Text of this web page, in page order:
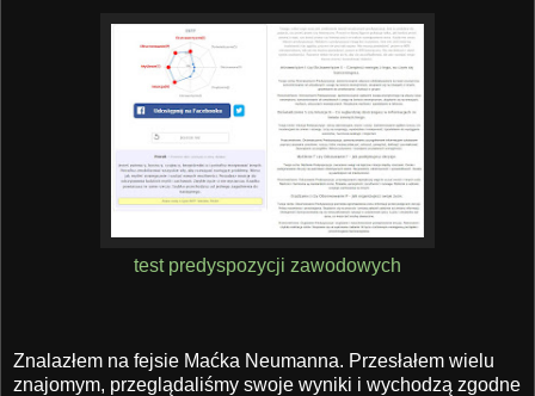
test predyspozycji zawodowych
Znalazłem na fejsie Maćka Neumanna. Przesłałem wielu
znajomym, przeglądaliśmy swoje wyniki i wychodzą zgodne